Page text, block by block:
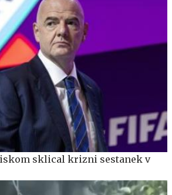
sklical krizni sestanek v